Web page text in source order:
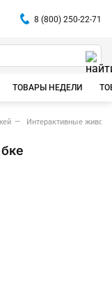
8 (800) 250-22-71
ТОВАРЫ НЕДЕЛИ
Интерактивные